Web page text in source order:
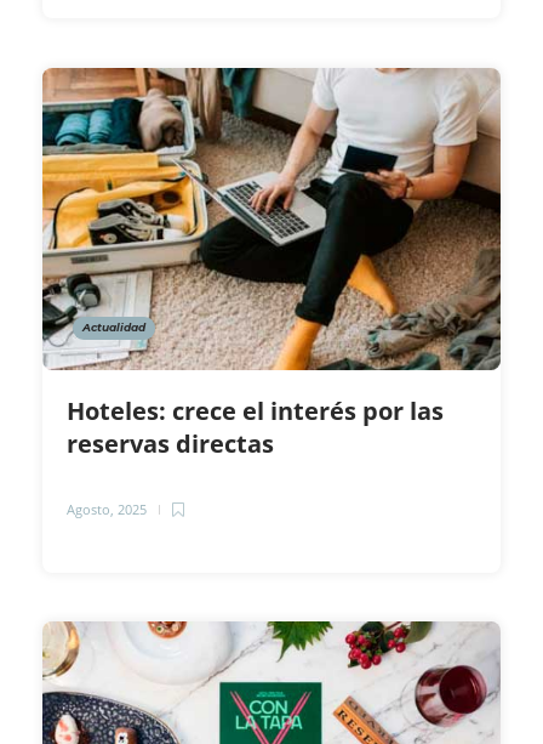
Actualidad
Hoteles: crece el interés por las
reservas directas
Agosto, 2025